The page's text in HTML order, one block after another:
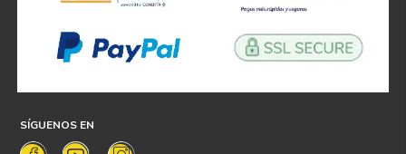
SÍGUENOS EN